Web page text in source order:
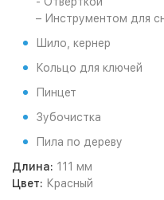
– Инструментом для
Шило, кернер
Кольцо для ключей
Пинцет
Зубочистка
Пила по дереву
Длина: 111 мм
Цвет: Красный